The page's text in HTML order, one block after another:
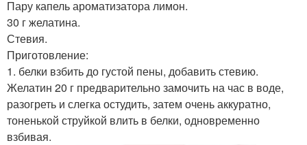
Пару капель ароматизатора лимон.
30 г желатина.
Стевия.
Приготовление:
1. белки взбить до густой пены, добавить стевию.
Желатин 20 г предварительно замочить на час в воде,
разогреть и слегка остудить, затем очень аккуратно,
тоненькой струйкой влить в белки, одновременно
взбивая.